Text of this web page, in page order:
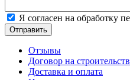
Я согласен на обработку
Отзывы
Договор на
Доставка и оплата